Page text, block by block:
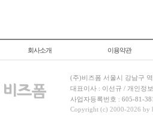
회사소개 이용약관
(주)비즈폼 서울시 강남구
대표이사 : 이선규 / 개인정
사업자등록번호 : 605-81-
Copyright (c) 2000-2026 by